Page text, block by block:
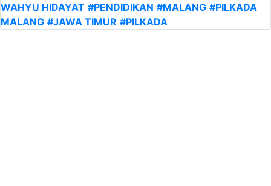
WAHYU HIDAYAT #PENDIDIKAN #MALANG #PILKADA
MALANG #JAWA TIMUR #PILKADA